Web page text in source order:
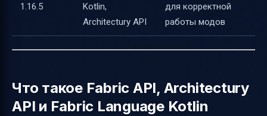
1.16.5
Kotlin,
Architectury API
для корректной
работы модов
Что такое Fabric API, Architectury
API и Fabric Language Kotlin